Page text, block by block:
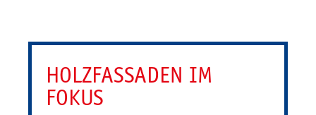
HOLZ­FAS­SADEN IM
FOKUS